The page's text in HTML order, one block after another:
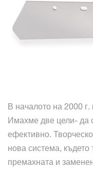
В началото на 2000
Имахме две цели- да
ефективно.
нова система,
премахната и